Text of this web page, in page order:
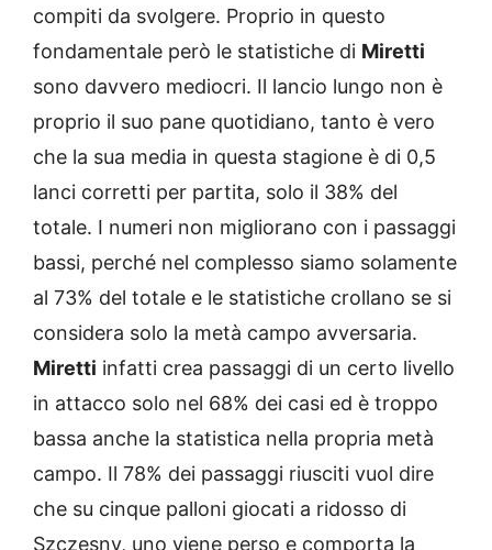
compiti da svolgere. Proprio in questo
fondamentale però le statistiche di Miretti
sono davvero mediocri. Il lancio lungo non è
proprio il suo pane quotidiano, tanto è vero
che la sua media in questa stagione è di 0,5
lanci corretti per partita, solo il 38% del
totale. I numeri non migliorano con i passaggi
bassi, perché nel complesso siamo solamente
al 73% del totale e le statistiche crollano se si
considera solo la metà campo avversaria.
Miretti infatti crea passaggi di un certo livello
in attacco solo nel 68% dei casi ed è troppo
bassa anche la statistica nella propria metà
campo. Il 78% dei passaggi riusciti vuol dire
che su cinque palloni giocati a ridosso di
Szczesny, uno viene perso e comporta la